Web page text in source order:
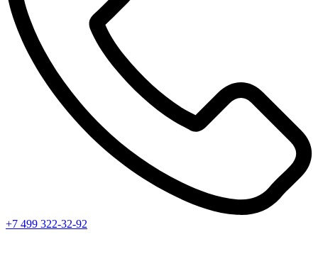
+7 499 322-32-92